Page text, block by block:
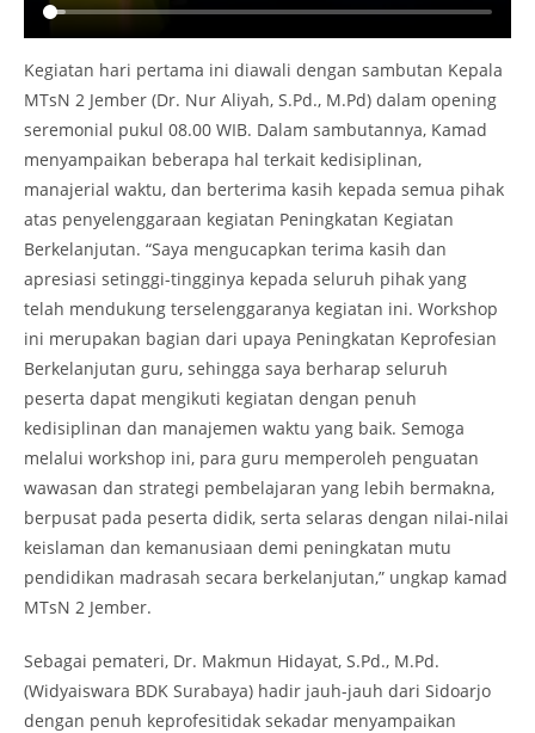
Kegiatan hari pertama ini diawali dengan sambutan Kepala
MTsN 2 Jember (Dr. Nur Aliyah, S.Pd., M.Pd) dalam opening
seremonial pukul 08.00 WIB. Dalam sambutannya, Kamad
menyampaikan beberapa hal terkait kedisiplinan,
manajerial waktu, dan berterima kasih kepada semua pihak
atas penyelenggaraan kegiatan Peningkatan Kegiatan
Berkelanjutan. “Saya mengucapkan terima kasih dan
apresiasi setinggi-tingginya kepada seluruh pihak yang
telah mendukung terselenggaranya kegiatan ini. Workshop
ini merupakan bagian dari upaya Peningkatan Keprofesian
Berkelanjutan guru, sehingga saya berharap seluruh
peserta dapat mengikuti kegiatan dengan penuh
kedisiplinan dan manajemen waktu yang baik. Semoga
melalui workshop ini, para guru memperoleh penguatan
wawasan dan strategi pembelajaran yang lebih bermakna,
berpusat pada peserta didik, serta selaras dengan nilai-nilai
keislaman dan kemanusiaan demi peningkatan mutu
pendidikan madrasah secara berkelanjutan,” ungkap kamad
MTsN 2 Jember.
Sebagai pemateri, Dr. Makmun Hidayat, S.Pd., M.Pd.
(Widyaiswara BDK Surabaya) hadir jauh-jauh dari Sidoarjo
dengan penuh keprofesitidak sekadar menyampaikan